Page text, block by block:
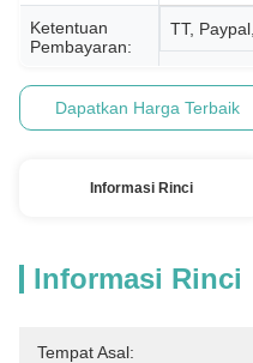
Ketentuan
Pembayaran:
TT,
Dapatkan Harga Terbaik
Informasi Rinci
Informasi Rinci
Tempat Asal: